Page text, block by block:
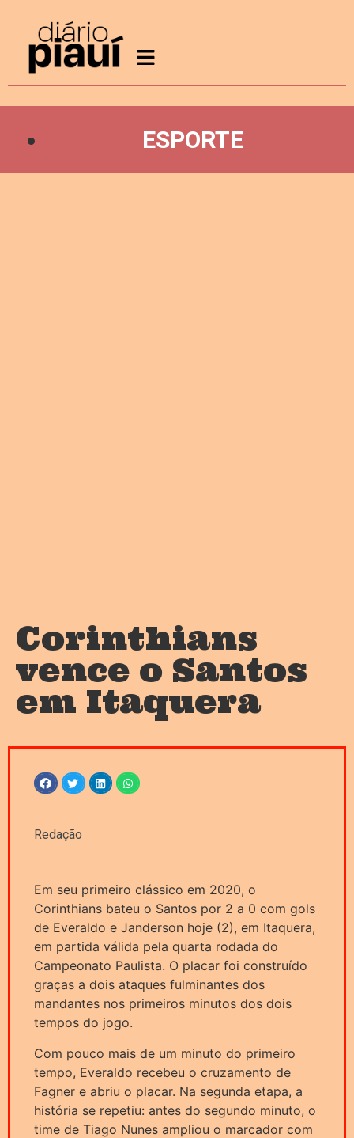
ESPORTE
Corinthians
vence o Santos
em Itaquera
Redação
Em seu primeiro clássico em 2020, o
Corinthians bateu o Santos por 2 a 0 com gols
de Everaldo e Janderson hoje (2), em Itaquera,
em partida válida pela quarta rodada do
Campeonato Paulista. O placar foi construído
graças a dois ataques fulminantes dos
mandantes nos primeiros minutos dos dois
tempos do jogo.
Com pouco mais de um minuto do primeiro
tempo, Everaldo recebeu o cruzamento de
Fagner e abriu o placar. Na segunda etapa, a
história se repetiu: antes do segundo minuto, o
time de Tiago Nunes ampliou o marcador com